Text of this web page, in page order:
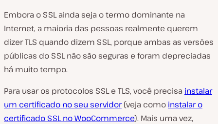
Embora o SSL ainda seja o termo dominante na
Internet, a maioria das pessoas realmente querem
dizer TLS quando dizem SSL, porque ambas as versões
públicas do SSL não são seguras e foram depreciadas
há muito tempo.
Para usar os protocolos SSL e TLS, você precisa instalar
um certificado no seu servidor(veja como instalar o
certificado SSL no WooCommerce). Mais uma vez,